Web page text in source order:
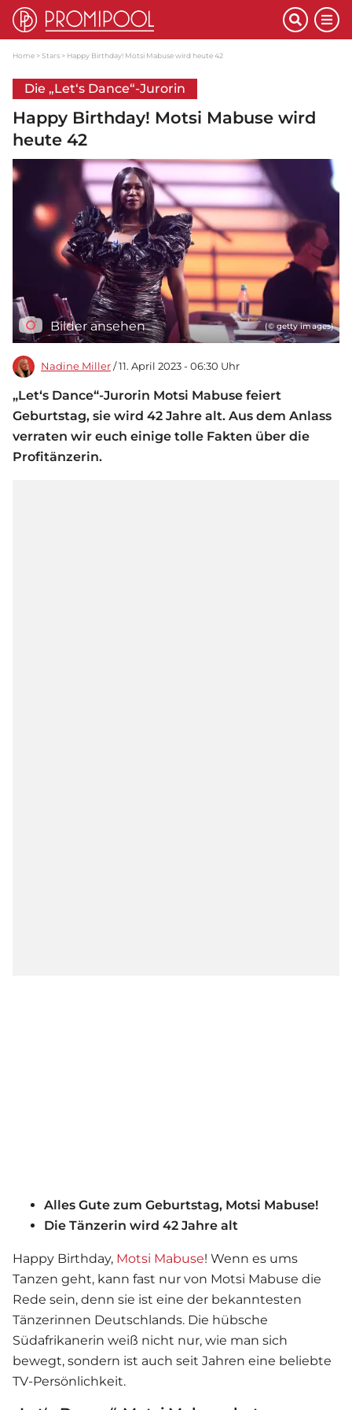
Home Stars Happy Birthday! Motsi Mabuse wird heute 42
Die „Let‘s Dance“-Jurorin
Happy Birthday! Motsi Mabuse wird
heute 42
Bilder ansehen (© getty images)
Nadine Miller / 11. April 2023 - 06:30 Uhr
„Let‘s Dance“-Jurorin Motsi Mabuse feiert
Geburtstag, sie wird 42 Jahre alt. Aus dem Anlass
verraten wir euch einige tolle Fakten über die
Profitänzerin.
Alles Gute zum Geburtstag, Motsi Mabuse!
Die Tänzerin wird 42 Jahre alt
Happy Birthday, Motsi Mabuse! Wenn es ums
Tanzen geht, kann fast nur von Motsi Mabuse die
Rede sein, denn sie ist eine der bekanntesten
Tänzerinnen Deutschlands. Die hübsche
Südafrikanerin weiß nicht nur, wie man sich
bewegt, sondern ist auch seit Jahren eine beliebte
TV-Persönlichkeit.